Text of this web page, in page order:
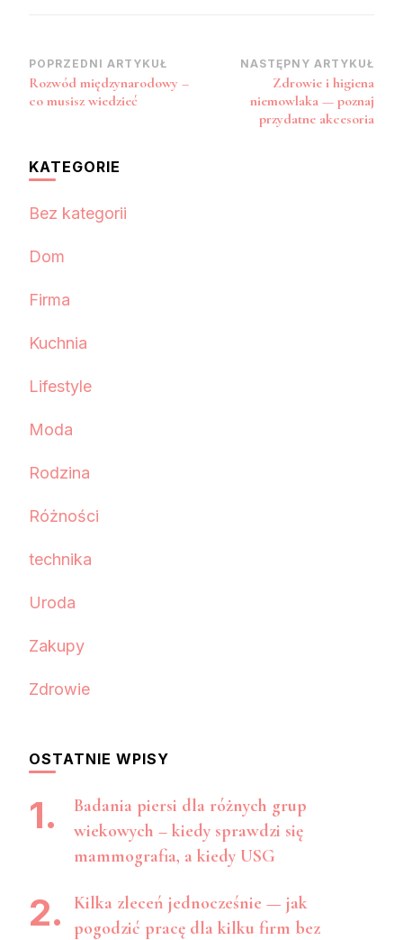
Nawigacja
wpisu
POPRZEDNI ARTYKUŁ
Rozwód międzynarodowy –
co musisz wiedzieć
NASTĘPNY ARTYKUŁ
Zdrowie i higiena
niemowlaka — poznaj
przydatne akcesoria
KATEGORIE
Bez kategorii
Dom
Firma
Kuchnia
Lifestyle
Moda
Rodzina
Różności
technika
Uroda
Zakupy
Zdrowie
OSTATNIE WPISY
Badania piersi dla różnych grup
wiekowych – kiedy sprawdzi się
mammografia, a kiedy USG
Kilka zleceń jednocześnie — jak
pogodzić pracę dla kilku firm bez